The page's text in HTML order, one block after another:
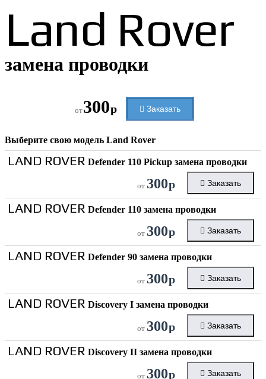
Land Rover
замена проводки
от300р Заказать
Выберите свою модель Land Rover
LAND ROVER Defender 110 Pickup замена проводки
от 300р Заказать
LAND ROVER Defender 110 замена проводки
от 300р Заказать
LAND ROVER Defender 90 замена проводки
от 300р Заказать
LAND ROVER Discovery I замена проводки
от 300р Заказать
LAND ROVER Discovery II замена проводки
от 300р Заказать